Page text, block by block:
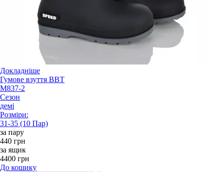
Докладніше
Гумове взуття BBT
M837-2
Сезон
демі
Розміри:
31-35 (10 Пар)
за пару
440 грн
за ящик
4400 грн
До кошику